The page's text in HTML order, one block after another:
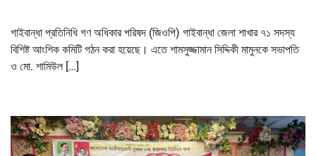
গাইবান্ধা প্রতিনিধি গণ অধিকার পরিষদ (জিওপি) গাইবান্ধা জেলা শাখার ৭১ সদস্য
বিশিষ্ট আংশিক কমিটি গঠন করা হয়েছে। এতে শামসুজ্জামান সিদ্দিকী মামুনকে সভাপতি
ও মো. শামিউল […]